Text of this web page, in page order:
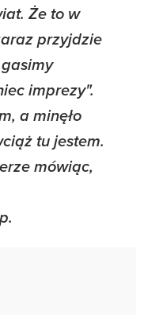
Że to w
przyjdzie
imprezy".
a minęło
tu jestem.
mówiąc,